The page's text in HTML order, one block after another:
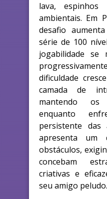
lava, espinhos
ambientais. Em
desafio
série de 100
jogabilidade se
dificuldade
camada de
mantendo os
enquanto
persistente das
apresenta um
obstáculos,
concebam
criativas e
seu amigo peludo.